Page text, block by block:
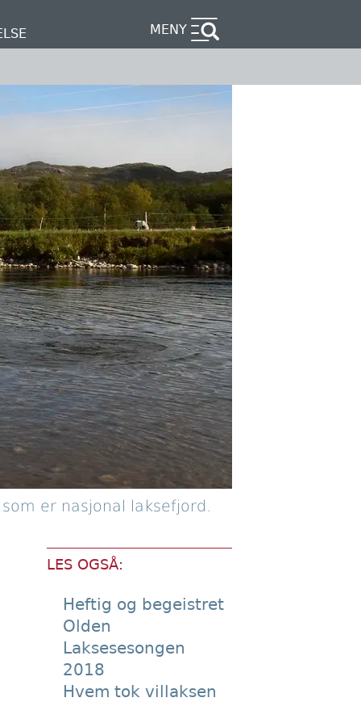
MENY
er nasjonal laksefjord.
LES OGSÅ:
Heftig og begeistret
Olden
Laksesesongen
2018
Hvem tok villaksen